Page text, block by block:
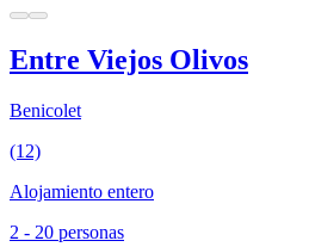
Entre Viejos Olivos
Benicolet
(12)
Alojamiento entero
2 - 20 personas